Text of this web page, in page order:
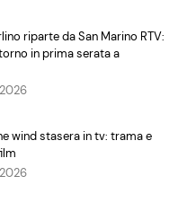
riparte da San Marino RTV:
in prima serata a
wind stasera in tv: trama e